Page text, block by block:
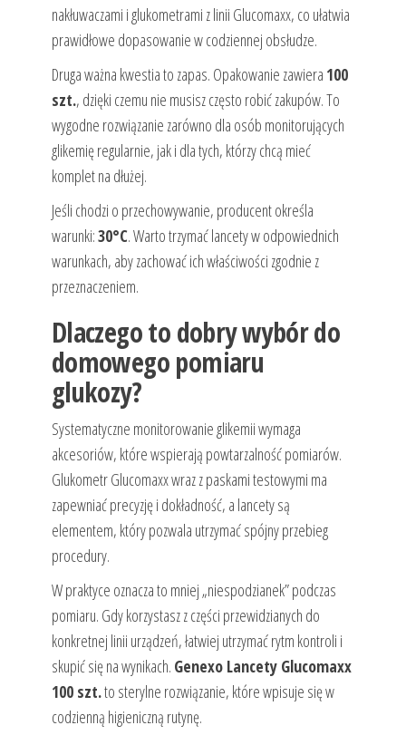
nakłuwaczami i glukometrami z linii Glucomaxx, co ułatwia
prawidłowe dopasowanie w codziennej obsłudze.
Druga ważna kwestia to zapas. Opakowanie zawiera 100
szt., dzięki czemu nie musisz często robić zakupów. To
wygodne rozwiązanie zarówno dla osób monitorujących
glikemię regularnie, jak i dla tych, którzy chcą mieć
komplet na dłużej.
Jeśli chodzi o przechowywanie, producent określa
warunki:30°C. Warto trzymać lancety w odpowiednich
warunkach, aby zachować ich właściwości zgodnie z
przeznaczeniem.
Dlaczego to dobry wybór do
domowego pomiaru
glukozy?
Systematyczne monitorowanie glikemii wymaga
akcesoriów, które wspierają powtarzalność pomiarów.
Glukometr Glucomaxx wraz z paskami testowymi ma
zapewniać precyzję i dokładność, a lancety są
elementem, który pozwala utrzymać spójny przebieg
procedury.
W praktyce oznacza to mniej „niespodzianek” podczas
pomiaru. Gdy korzystasz z części przewidzianych do
konkretnej linii urządzeń, łatwiej utrzymać rytm kontroli i
skupić się na wynikach. Genexo Lancety Glucomaxx
100 szt.to sterylne rozwiązanie, które wpisuje się w
codzienną higieniczną rutynę.